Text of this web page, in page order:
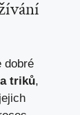
dobré
triků,